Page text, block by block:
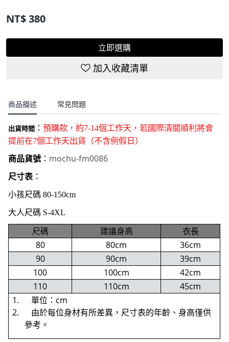
NT$380
立即選購
加入收藏清單
商品描述 常見問題
出貨時間 ： 預購款，約7-14個工作天，若國際清關順利將會
提前在7個工作天出貨（不含例假日 ）
商品貨號： mochu-fm0086
尺寸表 ：
小孩尺碼 80-150cm
大人尺碼 S-4XL
尺碼 建議身高
衣長
80
80cm
36cm
90
90cm
39cm
100
100cm
42cm
110
110cm
45cm
1. 單位：cm
2. 由於每位身材有所差異，尺寸表的年齡、身高僅供
參考。